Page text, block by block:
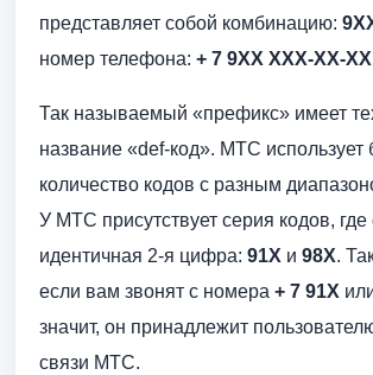
представляет собой комбинацию:
номер телефона: + 7 9ХХ ХХХ-ХХ-ХХ
Так называемый «префикс» имеет
название «def-код». МТС использует
количество кодов с разным
У МТС присутствует серия кодов, где
идентичная 2-я цифра: 91Х и 98Х.
если вам звонят с номера + 7 91Х
значит, он принадлежит
связи МТС.